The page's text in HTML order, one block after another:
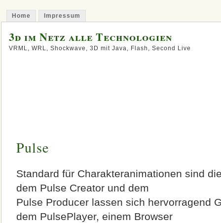
Home Impressum
3d im Netz alle Technologien
VRML, WRL, Shockwave, 3D mit Java, Flash, Second Live
Pulse
Standard für Charakteranimationen sind
dem Pulse Creator und dem
Pulse Producer lassen sich hervorragend
dem PulsePlayer, einem Browser